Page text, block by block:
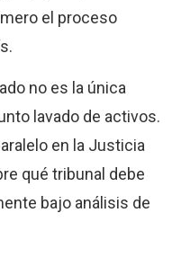
el proceso
no es la única
lavado de activos.
en la Justicia
qué tribunal debe
bajo análisis de